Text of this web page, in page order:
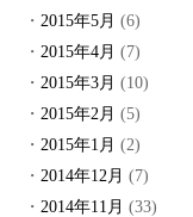
2015年5月 (6)
2015年4月 (7)
2015年3月 (10)
2015年2月 (5)
2015年1月 (2)
2014年12月 (7)
2014年11月 (33)